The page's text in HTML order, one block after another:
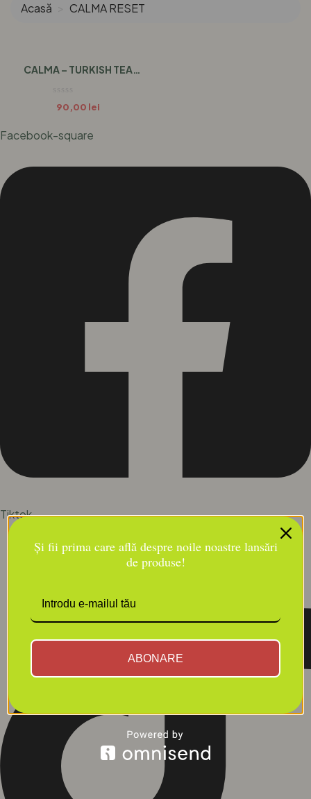
Acasă CALMA RESET
CALMA – TURKISH TEA
90,00 lei
Facebook-square
Tiktok
Și fii prima care află despre noile noastre lansări
de produse!
ABONARE